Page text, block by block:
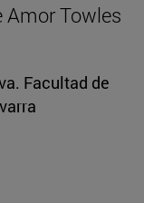
Towles
Facultad de